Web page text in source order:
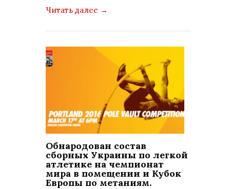
Читать далее →
Обнародован состав
сборных Украины по легкой
атлетике на чемпионат
мира в помещении и Кубок
Европы по метаниям.